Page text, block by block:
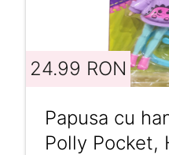
24.99 RON
Papusa cu
Polly Pocket,